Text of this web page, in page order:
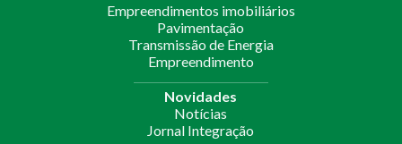
Empreendimentos imobiliários
Pavimentação
Transmissão de Energia
Empreendimento
Novidades
Notícias
Jornal Integração